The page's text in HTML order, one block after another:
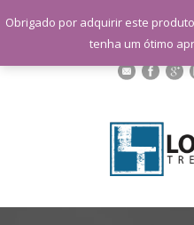
+55 11
Obrigado por adquirir este
tenha um ótimo